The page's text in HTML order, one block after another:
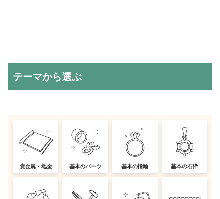
テーマから選ぶ
貴金属・地金 基本のパーツ 基本の指輪 基本の石枠